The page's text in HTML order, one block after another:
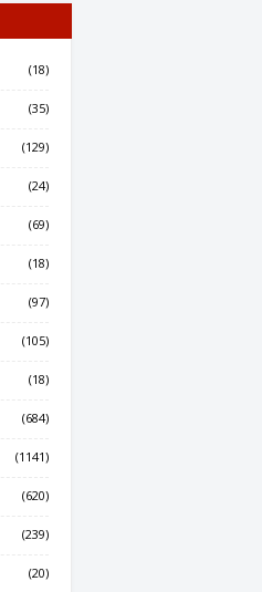
(18)
(35)
(129)
(24)
(69)
(18)
(97)
(105)
(18)
(684)
(1141)
(620)
(239)
(20)